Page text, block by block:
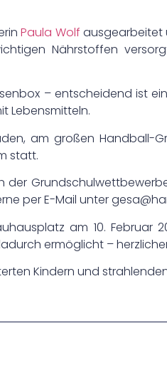
Paula Wolf ausgearbeitet
Nährstoffen
– entscheidend ist
Lebensmitteln.
am großen Handball-
statt.
per E-Mail unter
am 10. Februar
ermöglicht –
Kindern und